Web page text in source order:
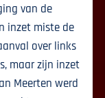
van de
inzet miste de
over links
maar zijn inzet
Meerten werd